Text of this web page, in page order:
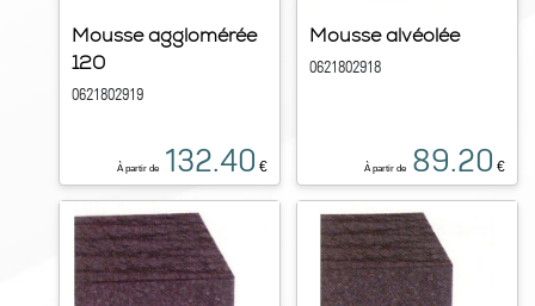
Mousse agglomérée
120
0621802919
À partir de 132.40 €
Mousse alvéolée
0621802918
À partir de 89.20 €